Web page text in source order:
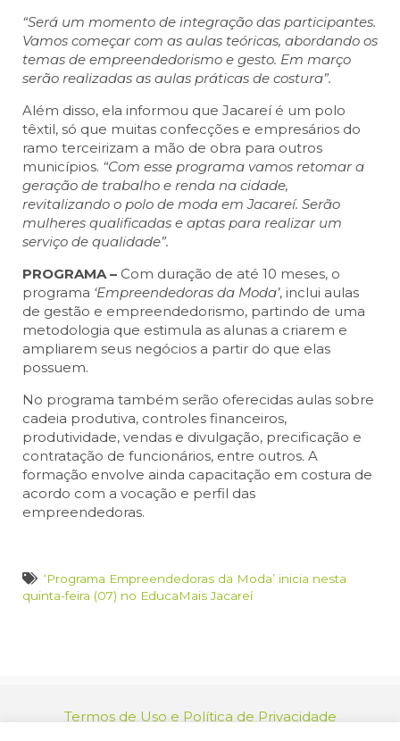
“Será um momento de integração das participantes.
Vamos começar com as aulas teóricas, abordando os
temas de empreendedorismo e gesto. Em março
serão realizadas as aulas práticas de costura”.
Além disso, ela informou que Jacareí é um polo
têxtil, só que muitas confecções e empresários do
ramo terceirizam a mão de obra para outros
municípios. “Com esse programa vamos retomar a
geração de trabalho e renda na cidade,
revitalizando o polo de moda em Jacareí. Serão
mulheres qualificadas e aptas para realizar um
serviço de qualidade”.
PROGRAMA – Com duração de até 10 meses, o
programa ‘Empreendedoras da Moda’, inclui aulas
de gestão e empreendedorismo, partindo de uma
metodologia que estimula as alunas a criarem e
ampliarem seus negócios a partir do que elas
possuem.
No programa também serão oferecidas aulas sobre
cadeia produtiva, controles financeiros,
produtividade, vendas e divulgação, precificação e
contratação de funcionários, entre outros. A
formação envolve ainda capacitação em costura de
acordo com a vocação e perfil das
empreendedoras.
‘Programa Empreendedoras da Moda’ inicia nesta
quinta-feira (07) no EducaMais Jacareí
Termos de Uso e Política de Privacidade